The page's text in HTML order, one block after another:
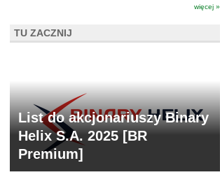
więcej »
TU ZACZNIJ
List do akcjonariuszy Binary
Helix S.A. 2025 [BR
Premium]